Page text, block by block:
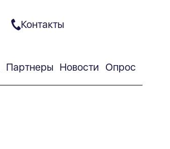
Контакты
Партнеры Новости Опрос